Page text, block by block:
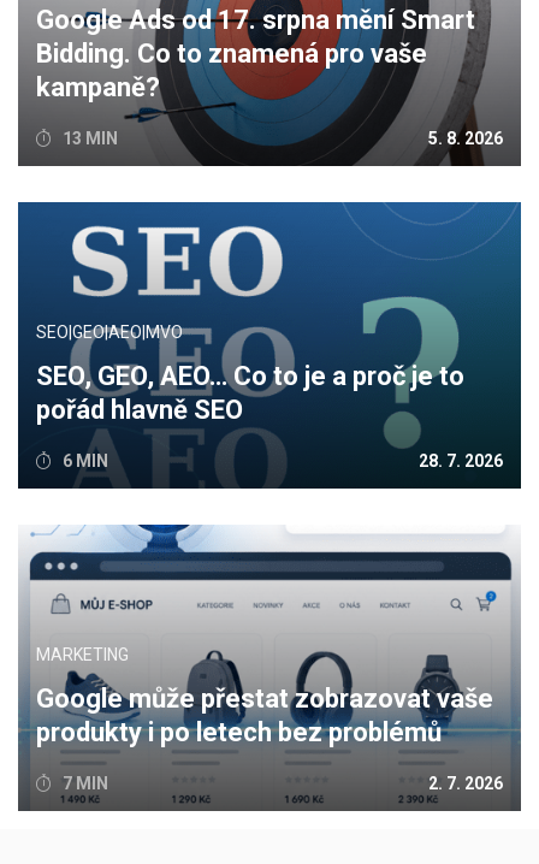
Google Ads od 17. srpna mění Smart
Bidding. Co to znamená pro vaše
kampaně?
13 MIN 5. 8. 2026
SEO|GEO|AEO|MVO
SEO, GEO, AEO… Co to je a proč je to
pořád hlavně SEO
6 MIN 28. 7. 2026
MARKETING
Google může přestat zobrazovat vaše
produkty i po letech bez problémů
7 MIN 2. 7. 2026